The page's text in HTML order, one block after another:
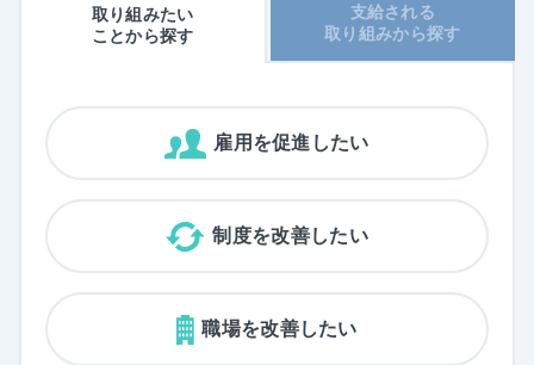
取り組みたい
ことから探す
支給される
取り組みから探す
雇用を促進したい
制度を改善したい
職場を改善したい